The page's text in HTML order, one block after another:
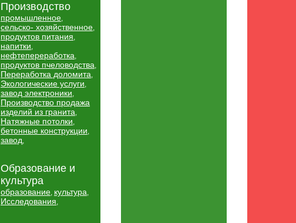
Производство
промышленное,
сельско- хозяйственное,
продуктов питания,
напитки,
нефтепереработка,
продуктов пчеловодства,
Переработка доломита,
Экологические услуги,
завод электроники,
Производство продажа
изделий из гранита,
Натяжные потолки,
бетонные конструкции,
завод,
Образование и
культура
образование, культура,
Исследования,